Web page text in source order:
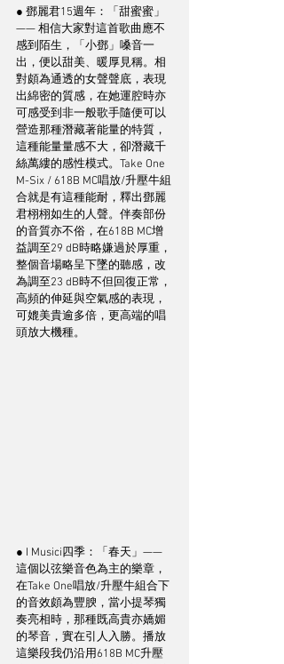
● 鄧麗君15週年：「甜蜜蜜」
—— 相信大家對這首歌曲應不
感到陌生，「小鄧」嗓音一
出，便以甜美、暖厚見稱。相
對頗為通透的女聲聲底，表現
出綿密的質感，在她運腔時亦
可感受到非一般歌手隨便可以
營造那種潛藏著能量的特質，
這種能量量感不大，卻潛藏千
絲萬縷的感性模式。Take One
M-Six / 618B MC唱放/升壓牛組
合就是有這種能耐，釋出鄧麗
君栩栩如生的人聲。伴奏部份
的音質亦不俗，在618B MC增
益調至29 dB時略嫌過於厚重，
整個音場略呈下墜的聽感，改
為調至23 dB時不但回復正常，
高頻的伸延與空氣感的表現，
可媲美貴逾多倍，更高端的唱
頭放大機種。
● I Musici四季：「春天」——
這個以弦樂音色為主的樂章，
在Take One唱放/升壓牛組合下
的音效頗為豐腴，當小提琴獨
奏亮相時，那種既高貴亦嬌媚
的琴音，實在引人入勝。播放
這樂段我仍沿用618B MC升壓